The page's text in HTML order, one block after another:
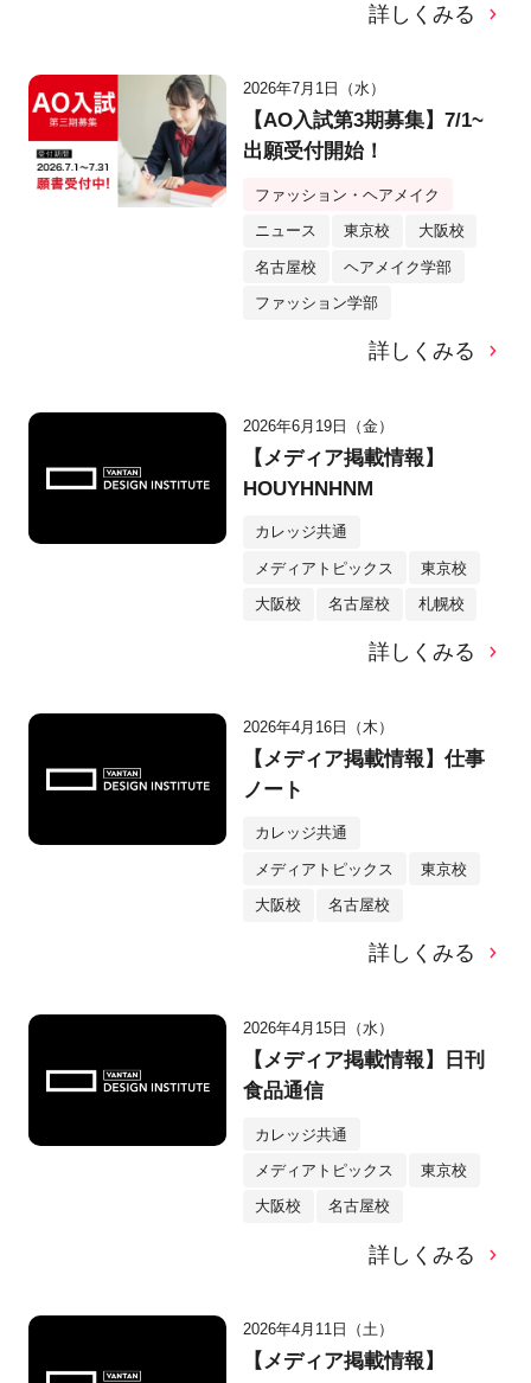
詳しくみる
2026年7月1日（水）
【AO入試第3期募集】7/1~
出願受付開始！
ファッション・ヘアメイク
ニュース 東京校 大阪校
名古屋校 ヘアメイク学部
ファッション学部
詳しくみる
2026年6月19日（金）
【メディア掲載情報】
HOUYHNHNM
カレッジ共通
メディアトピックス 東京校
大阪校 名古屋校 札幌校
詳しくみる
2026年4月16日（木）
【メディア掲載情報】仕事
ノート
カレッジ共通
メディアトピックス 東京校
大阪校 名古屋校
詳しくみる
2026年4月15日（水）
【メディア掲載情報】日刊
食品通信
カレッジ共通
メディアトピックス 東京校
大阪校 名古屋校
詳しくみる
2026年4月11日（土）
【メディア掲載情報】